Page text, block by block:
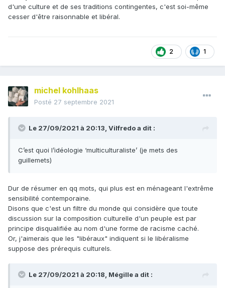
d'une culture et de ses traditions contingentes, c'est soi-même
cesser d'être raisonnable et libéral.
2 1
michel kohlhaas
Posté 27 septembre 2021
Le 27/09/2021 à 20:13, Vilfredoa dit :
C’est quoi l’idéologie ‘multiculturaliste’ (je mets des
guillemets)
Dur de résumer en qq mots, qui plus est en ménageant l'extrême
sensibilité contemporaine.
Disons que c'est un filtre du monde qui considère que toute
discussion sur la composition culturelle d'un peuple est par
principe disqualifiée au nom d'une forme de racisme caché.
Or, j'aimerais que les "libéraux" indiquent si le libéralisme
suppose des prérequis culturels.
Le 27/09/2021 à 20:18, Mégillea dit :